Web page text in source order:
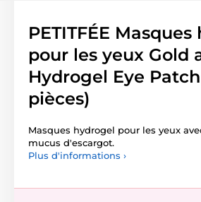
PETITFÉE
pour les yeux Gold
Hydrogel Eye
pièces)
Masques hydrogel pour les yeux
mucus d'escargot.
Plus d'informations ›